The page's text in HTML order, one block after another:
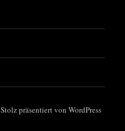
Stolz präsentiert von WordPress